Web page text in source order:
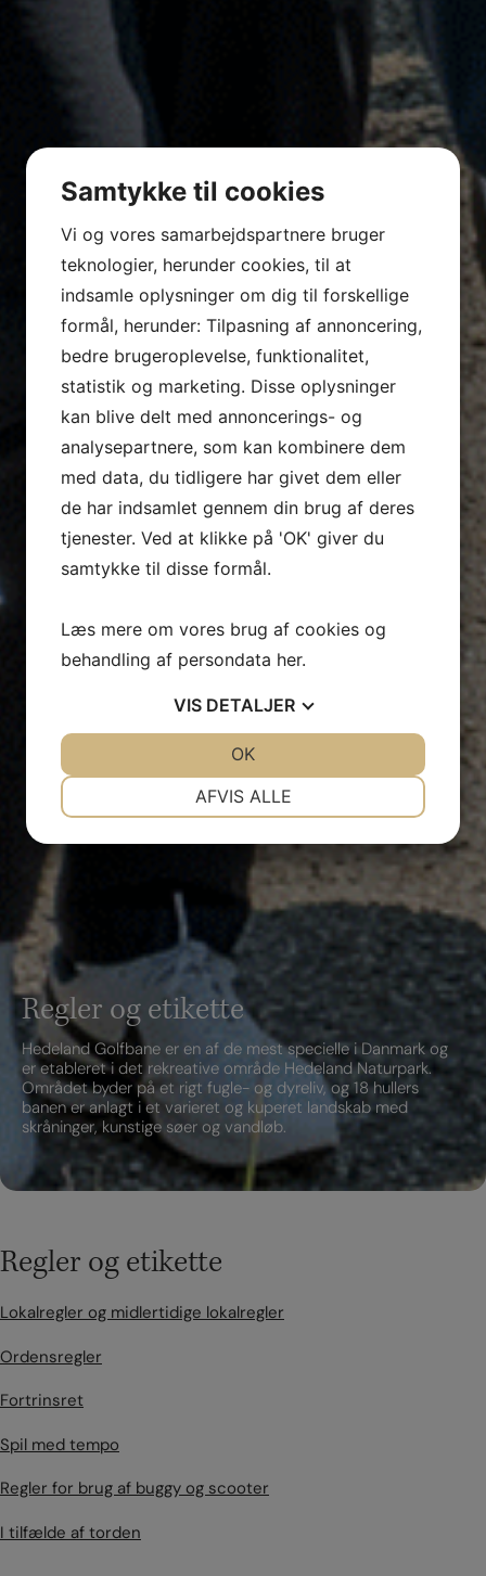
Regler og etikette
Hedeland Golfbane er en af de mest specielle i Danmark og
er etableret i det rekreative område Hedeland Naturpark.
Området byder på et rigt fugle- og dyreliv, og 18 hullers
banen er anlagt i et varieret og kuperet landskab med
skråninger, kunstige søer og vandløb.
Regler og etikette
Lokalregler og midlertidige lokalregler
Ordensregler
Fortrinsret
Spil med tempo
Regler for brug af buggy og scooter
I tilfælde af torden
Samtykke til cookies
Vi og vores samarbejdspartnere bruger
teknologier, herunder cookies, til at
indsamle oplysninger om dig til forskellige
formål, herunder: Tilpasning af annoncering,
bedre brugeroplevelse, funktionalitet,
statistik og marketing. Disse oplysninger
kan blive delt med annoncerings- og
analysepartnere, som kan kombinere dem
med data, du tidligere har givet dem eller
de har indsamlet gennem din brug af deres
tjenester. Ved at klikke på 'OK' giver du
samtykke til disse formål.
Læs mere om vores brug af cookies og
behandling af persondata her.
VIS DETALJER
STATISTIK
AFVIS ALLE
OK